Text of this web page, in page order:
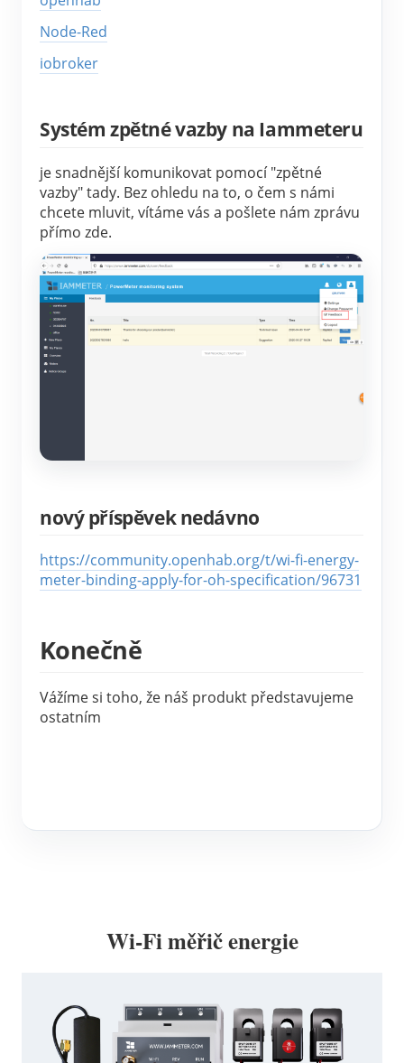
Simulátor IAMMETER
Virtuální měřič
Systém energetického předpovídání a simulace
Monitor spotřeby elektřiny
Řídicí systém PV ohřívače
Automatizace domácnosti
Tovární energetické monitorování
Zdroje
Rychlý start produktu
Dokument
Výukové video
FAQ
Společenství
Vývojář
Prozkoumat
Program odměn
Kontakt
O nás
Node-Red
iobroker
Systém zpětné vazby na Iammeteru
je snadnější komunikovat pomocí "zpětné
vazby" tady. Bez ohledu na to, o čem s námi
chcete mluvit, vítáme vás a pošlete nám zprávu
přímo zde.
nový příspěvek nedávno
https://community.openhab.org/t/wi-fi-energy-
meter-binding-apply-for-oh-specification/96731
Konečně
Vážíme si toho, že náš produkt představujeme
ostatním
Wi-Fi měřič energie